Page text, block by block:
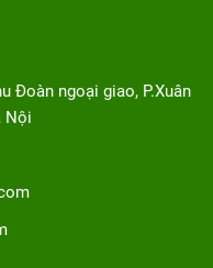
Đoàn ngoại giao, P.Xuân
Nội